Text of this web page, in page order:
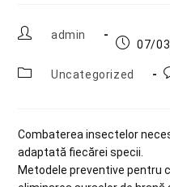
admin
07/
Uncategorized
Combaterea insectelor
adaptată fiecărei specii.
Metodele preventive pentru